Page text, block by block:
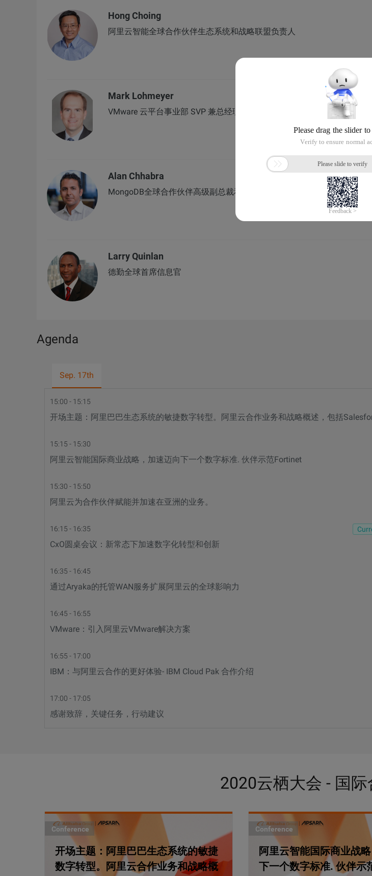
Hong Choing
阿里云智能全球合作伙伴生态系统和战略联盟负责人
Mark Lohmeyer
VMware 云平台事业部 SVP 兼总经理
Alan Chhabra
MongoDB全球合作伙伴高级副总裁和亚洲高级副总裁
Larry Quinlan
德勤全球首席信息官
Agenda
Sep. 17th
15:00 - 15:15
15:15 - 15:30
阿里云智能国际商业战略，加速迈向下一个数字标准. 伙伴示范Fortinet
15:30 - 15:50
阿里云为合作伙伴赋能并加速在亚洲的业务。
16:15 - 16:35
CxO圆桌会议：新常态下加速数字化转型和创新
16:35 - 16:45
通过Aryaka的托管WAN服务扩展阿里云的全球影响力
16:45 - 16:55
VMware：引入阿里云VMware解决方案
16:55 - 17:00
IBM：与阿里云合作的更好体验- IBM Cloud Pak 合作介绍
17:00 - 17:05
感谢致辞，关键任务，行动建议
2020云栖大会 - 国
Conference
开场主题：阿里巴巴生态系统的敏捷
数字转型。阿里云合作业务和战略概
Conference
阿里云智能国际商业战
下一个数字标准. 伙伴示